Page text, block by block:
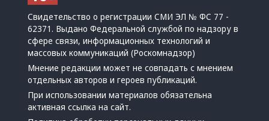
Свидетельство о регистрации СМИ ЭЛ № ФС 77 -
62371. Выдано Федеральной службой по надзору в
сфере связи, информационных технологий и
массовых коммуникаций (Роскомнадзор)
Мнение редакции может не совпадать с мнением
отдельных авторов и героев публикаций.
При использовании материалов обязательна
активная ссылка на сайт.